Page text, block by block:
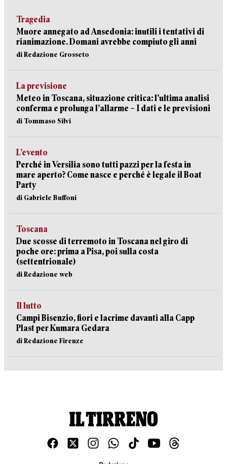
Tragedia
Muore annegato ad Ansedonia: inutili i tentativi di
rianimazione. Domani avrebbe compiuto gli anni
di Redazione Grosseto
La previsione
Meteo in Toscana, situazione critica: l’ultima analisi
conferma e prolunga l’allarme – I dati e le previsioni
di Tommaso Silvi
L’evento
Perché in Versilia sono tutti pazzi per la festa in
mare aperto? Come nasce e perché è legale il Boat
Party
di Gabriele Buffoni
Toscana
Due scosse di terremoto in Toscana nel giro di
poche ore: prima a Pisa, poi sulla costa
(settentrionale)
di Redazione web
Il lutto
Campi Bisenzio, fiori e lacrime davanti alla Capp
Plast per Kumara Gedara
di Redazione Firenze